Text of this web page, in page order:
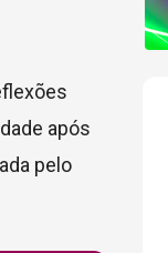
após
pelo